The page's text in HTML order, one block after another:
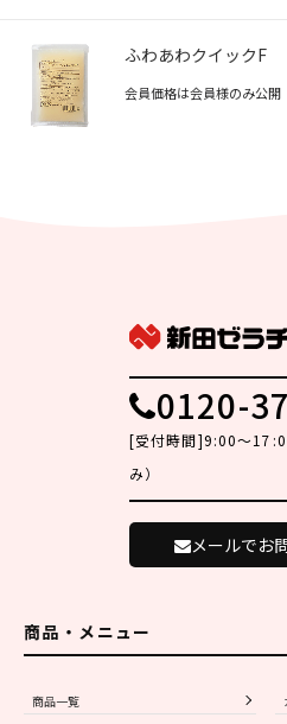
ふわあわクイックF
会員価格は会員様のみ公開
0120-
[受付時間]9:00～
み）
メールでお
商品・メニュー
商品一覧